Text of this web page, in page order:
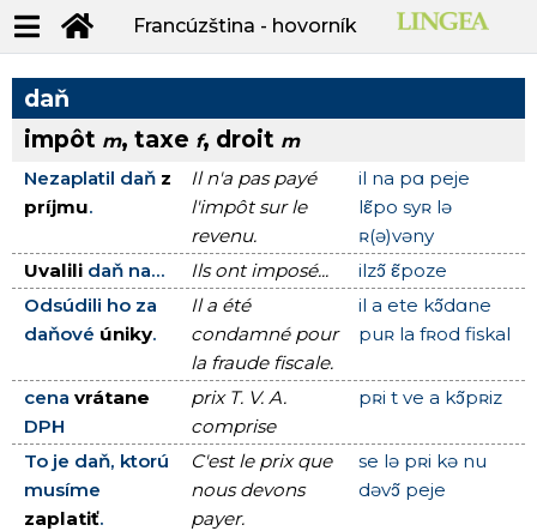
Francúzština - hovorník
daň
impôt m, taxe f, droit m
Nezaplatil daň z
príjmu.
Il n'a pas payé
l'impôt sur le
revenu.
il na pɑ peje
lε̃po syʀ lə
ʀ(ə)vəny
Uvalili daň na... Ils ont imposé...
ilzɔ̃ ε̃poze
Odsúdili ho za
daňové úniky.
Il a été
condamné pour
la fraude fiscale.
il a ete kɔ̃dɑne
puʀ la fʀod fiskal
cena vrátane
DPH
prix T. V. A.
comprise
pʀi t ve a kɔ̃pʀiz
To je daň, ktorú
musíme
zaplatiť.
C'est le prix que
nous devons
payer.
se lə pʀi kə nu
dəvɔ̃ peje